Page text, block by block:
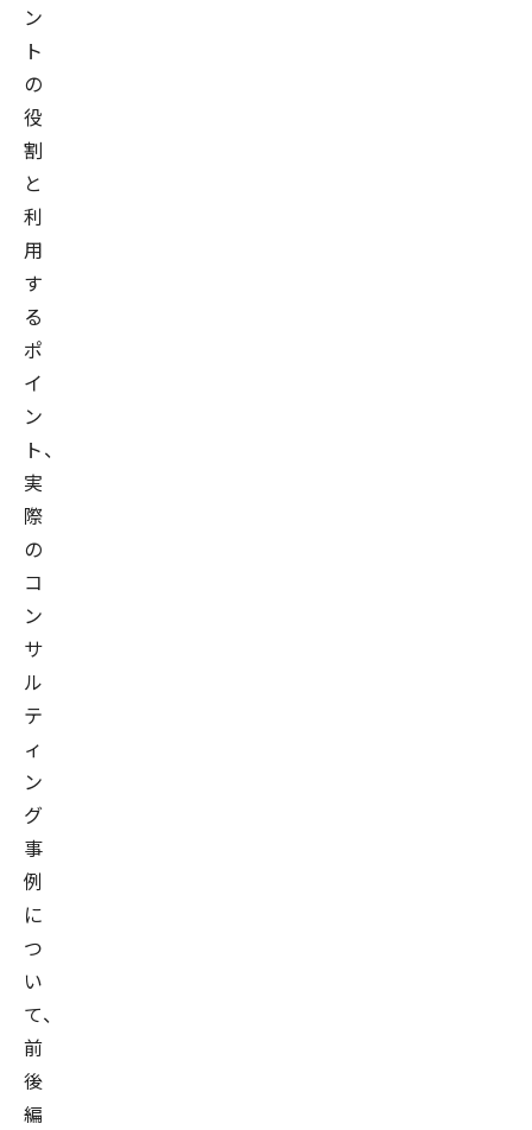
ン
ト
の
役
割
と
利
用
す
る
ポ
イ
ン
ト、
実
際
の
コ
ン
サ
ル
テ
ィ
ン
グ
事
例
に
つ
い
て、
前
後
編